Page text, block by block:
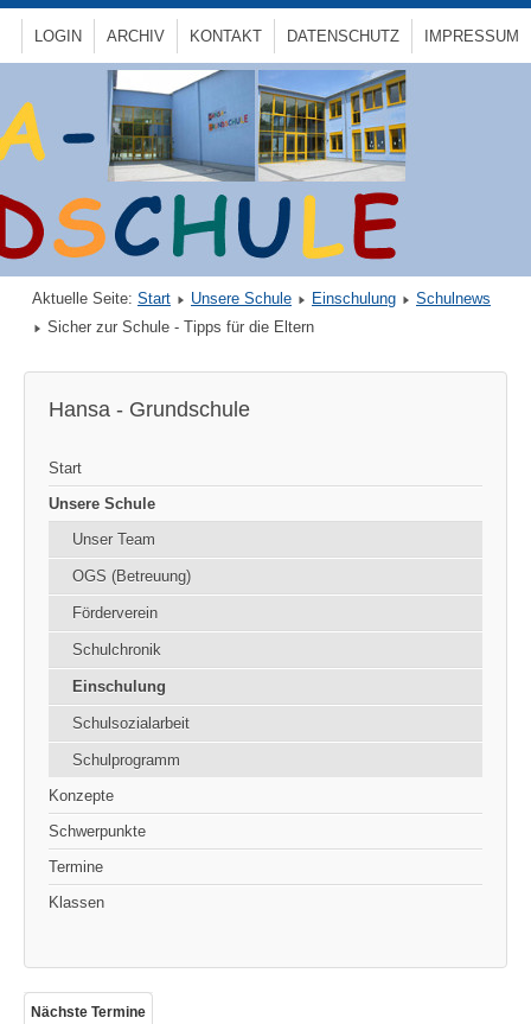
IMPRESSUM
DATENSCHUTZ
KONTAKT
ARCHIV
LOGIN
Aktuelle Seite: Start Unsere Schule Einschulung
Schulnews
Sicher zur Schule - Tipps für die Eltern
Hansa - Grundschule
Start
Unsere Schule
Unser Team
OGS (Betreuung)
Förderverein
Schulchronik
Einschulung
Schulsozialarbeit
Schulprogramm
Konzepte
Schwerpunkte
Termine
Klassen
Nächste Termine